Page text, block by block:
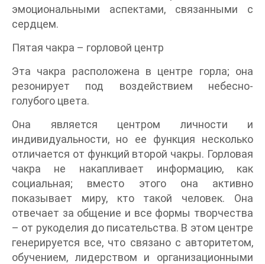
эмоциональными аспектами, связанными с
сердцем.
Пятая чакра – горловой центр
Эта чакра расположена в центре горла; она
резонирует под воздействием небесно-
голубого цвета.
Она является центром личности и
индивидуальности, но ее функция несколько
отличается от функций второй чакры. Горловая
чакра не накапливает информацию, как
социальная; вместо этого она активно
показывает миру, кто такой человек. Она
отвечает за общение и все формы творчества
– от рукоделия до писательства. В этом центре
генерируется все, что связано с авторитетом,
обучением, лидерством и организационными